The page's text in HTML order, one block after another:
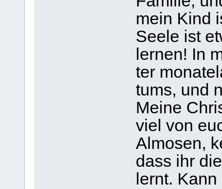
mein Kind
Seele ist
ler­nen! In
ter
tums, und
Meine
viel von
Almo­sen,
dass ihr
lernt.